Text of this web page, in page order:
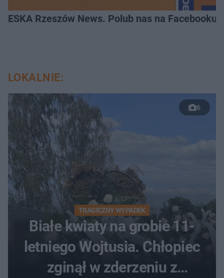
ESKA Rzeszów News. Polub nas na Facebooku!
LOKALNIE:
6
TRAGICZNY WYPADEK
Białe kwiaty na grobie 11-
letniego Wojtusia. Chłopiec
zginął w zderzeniu z